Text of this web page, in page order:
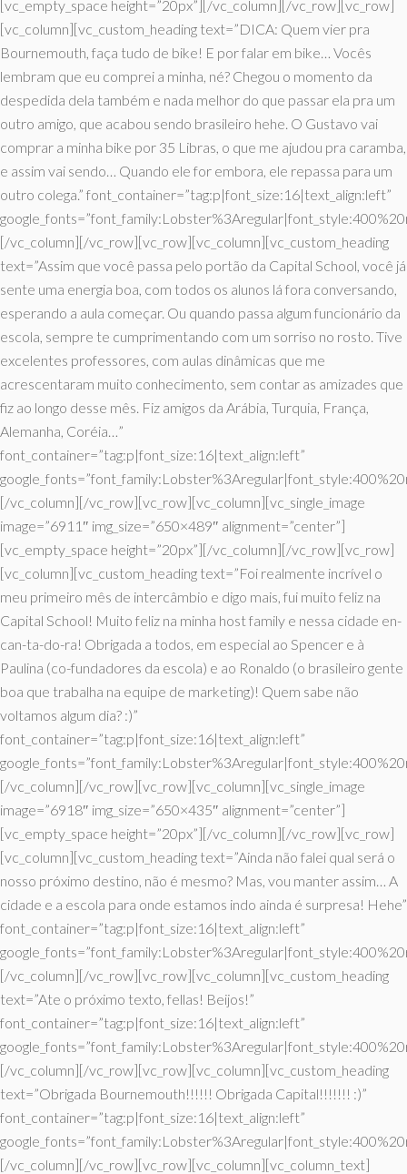
[vc_empty_space height=”20px”][/vc_column][/vc_row][vc_row]
[vc_column][vc_custom_heading text=”DICA: Quem vier pra
Bournemouth, faça tudo de bike! E por falar em bike… Vocês
lembram que eu comprei a minha, né? Chegou o momento da
despedida dela também e nada melhor do que passar ela pra um
outro amigo, que acabou sendo brasileiro hehe. O Gustavo vai
comprar a minha bike por 35 Libras, o que me ajudou pra caramba,
e assim vai sendo… Quando ele for embora, ele repassa para um
outro colega.” font_container=”tag:p|font_size:16|text_align:left”
[/vc_column][/vc_row][vc_row][vc_column][vc_custom_heading
text=”Assim que você passa pelo portão da Capital School, você já
sente uma energia boa, com todos os alunos lá fora conversando,
esperando a aula começar. Ou quando passa algum funcionário da
escola, sempre te cumprimentando com um sorriso no rosto. Tive
excelentes professores, com aulas dinâmicas que me
acrescentaram muito conhecimento, sem contar as amizades que
fiz ao longo desse mês. Fiz amigos da Arábia, Turquia, França,
Alemanha, Coréia…”
font_container=”tag:p|font_size:16|text_align:left”
[/vc_column][/vc_row][vc_row][vc_column][vc_single_image
image=”6911″ img_size=”650×489″ alignment=”center”]
[vc_empty_space height=”20px”][/vc_column][/vc_row][vc_row]
[vc_column][vc_custom_heading text=”Foi realmente incrível o
meu primeiro mês de intercâmbio e digo mais, fui muito feliz na
Capital School! Muito feliz na minha host family e nessa cidade en-
can-ta-do-ra! Obrigada a todos, em especial ao Spencer e à
Paulina (co-fundadores da escola) e ao Ronaldo (o brasileiro gente
boa que trabalha na equipe de marketing)! Quem sabe não
voltamos algum dia? :)”
font_container=”tag:p|font_size:16|text_align:left”
[/vc_column][/vc_row][vc_row][vc_column][vc_single_image
image=”6918″ img_size=”650×435″ alignment=”center”]
[vc_empty_space height=”20px”][/vc_column][/vc_row][vc_row]
[vc_column][vc_custom_heading text=”Ainda não falei qual será o
nosso próximo destino, não é mesmo? Mas, vou manter assim… A
cidade e a escola para onde estamos indo ainda é surpresa! Hehe”
font_container=”tag:p|font_size:16|text_align:left”
[/vc_column][/vc_row][vc_row][vc_column][vc_custom_heading
text=”Ate o próximo texto, fellas! Beijos!”
font_container=”tag:p|font_size:16|text_align:left”
[/vc_column][/vc_row][vc_row][vc_column][vc_custom_heading
text=”Obrigada Bournemouth!!!!!! Obrigada Capital!!!!!!! :)”
font_container=”tag:p|font_size:16|text_align:left”
[/vc_column][/vc_row][vc_row][vc_column][vc_column_text]